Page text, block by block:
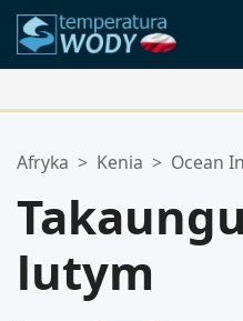
Twoja lista ulubionych jest
Afryka > Kenia > Ocean
lutym